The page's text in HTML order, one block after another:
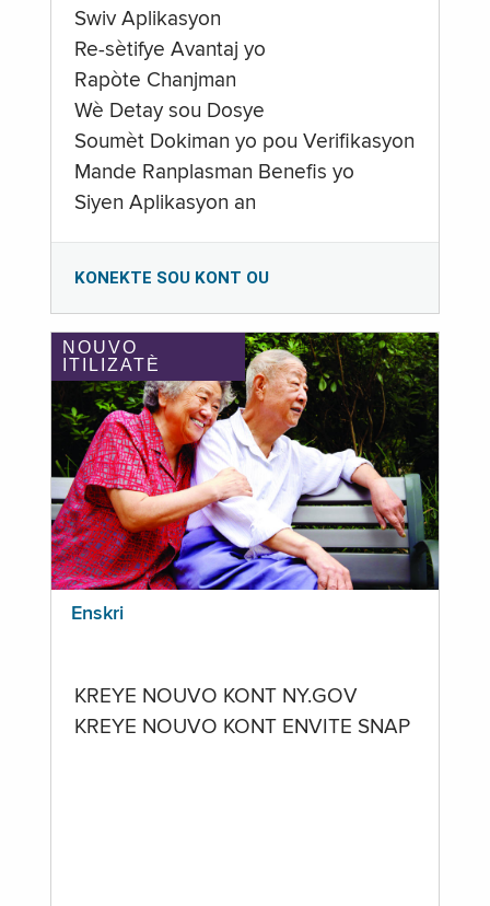
Swiv Aplikasyon
Re-sètifye Avantaj yo
Rapòte Chanjman
Wè Detay sou Dosye
Soumèt Dokiman yo pou Verifikasyon
Mande Ranplasman Benefis yo
Siyen Aplikasyon an
KONEKTE SOU KONT OU
NOUVO
ITILIZATÈ
Enskri
KREYE NOUVO KONT NY.GOV
KREYE NOUVO KONT ENVITE SNAP